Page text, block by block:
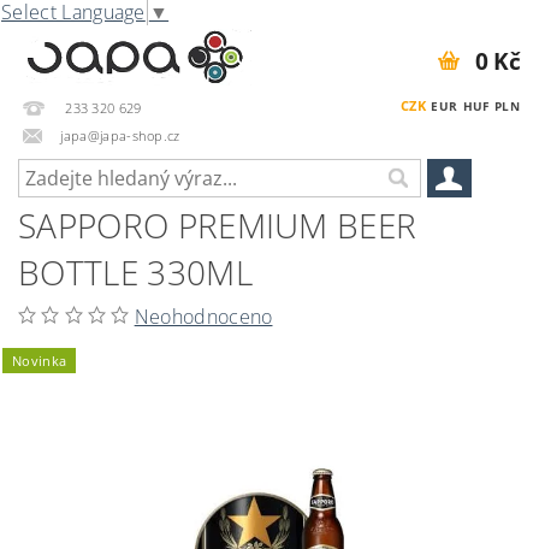
Select Language ▼
233 320 629
japa@japa-shop.cz
CZK EUR HUF PLN
0 Kč
SAPPORO PREMIUM BEER
BOTTLE 330ML
Neohodnoceno
Novinka